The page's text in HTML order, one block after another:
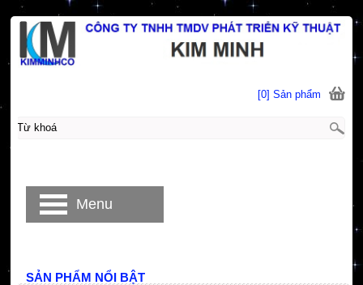
SẢN PHẨM NỔI BẬT
[0] Sản phẩm
Menu